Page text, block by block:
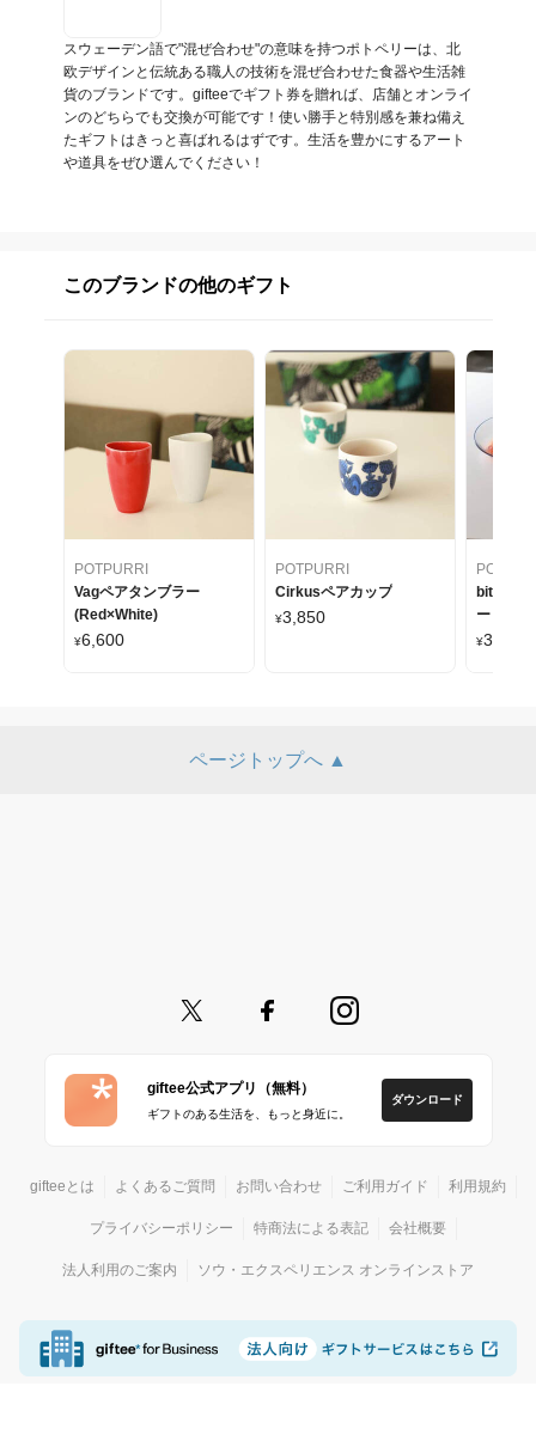
スウェーデン語で"混ぜ合わせ"の意味を持つポトペリーは、北
欧デザインと伝統ある職人の技術を混ぜ合わせた食器や生活雑
貨のブランドです。gifteeでギフト券を贈れば、店舗とオンライ
ンのどちらでも交換が可能です！使い勝手と特別感を兼ね備え
たギフトはきっと喜ばれるはずです。生活を豊かにするアート
や道具をぜひ選んでください！
このブランドの他のギフト
POTPURRI
Vagペアタンブラー
(Red×White)
¥6,600
POTPURRI
Cirkusペアカップ
¥3,850
bitte（
ート
¥3,850
ページトップへ ▲
giftee公式アプリ（無料）
ギフトのある生活を、もっと身近に。
ダウンロード
gifteeとは よくあるご質問 お問い合わせ ご利用ガイド 利用規約
プライバシーポリシー 特商法による表記 会社概要
法人利用のご案内 ソウ・エクスペリエンス オンラインストア